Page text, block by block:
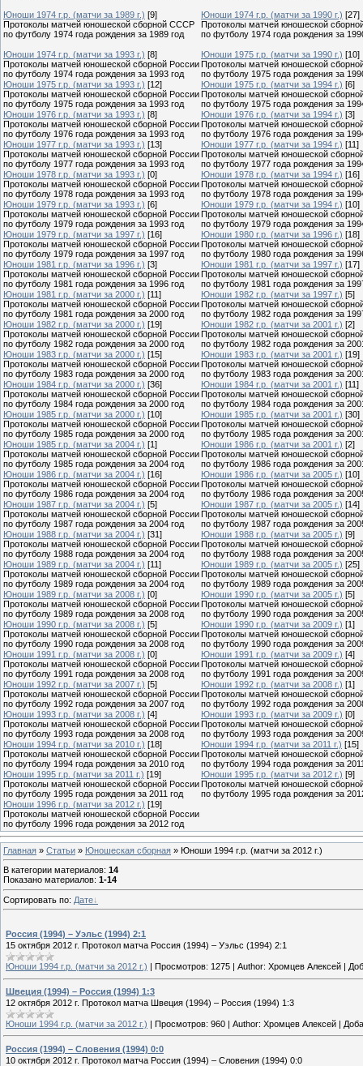
Юноши 1974 г.р. (матчи за 1989 г.) [9]
Протоколы матчей юношеской сборной СССР
по футболу 1974 года рождения за 1989 год
Юноши 1974 г.р. (матчи за 1990 г.) [27]
Протоколы матчей юношеской
по футболу 1974 года рождения за
Юноши 1974 г.р. (матчи за 1993 г.) [8]
Протоколы матчей юношеской сборной России
по футболу 1974 года рождения за 1993 год
Юноши 1975 г.р. (матчи за 1990 г.) [10]
Протоколы матчей юношеской
по футболу 1975 года рождения за
Юноши 1975 г.р. (матчи за 1993 г.) [12]
Протоколы матчей юношеской сборной России
по футболу 1975 года рождения за 1993 год
Юноши 1975 г.р. (матчи за 1994 г.) [6]
Протоколы матчей юношеской
по футболу 1975 года рождения за
Юноши 1976 г.р. (матчи за 1993 г.) [8]
Протоколы матчей юношеской сборной России
по футболу 1976 года рождения за 1993 год
Юноши 1976 г.р. (матчи за 1994 г.) [3]
Протоколы матчей юношеской
по футболу 1976 года рождения за
Юноши 1977 г.р. (матчи за 1993 г.) [13]
Протоколы матчей юношеской сборной России
по футболу 1977 года рождения за 1993 год
Юноши 1977 г.р. (матчи за 1994 г.) [11]
Протоколы матчей юношеской
по футболу 1977 года рождения за
Юноши 1978 г.р. (матчи за 1993 г.) [0]
Протоколы матчей юношеской сборной России
по футболу 1978 года рождения за 1993 год
Юноши 1978 г.р. (матчи за 1994 г.) [16]
Протоколы матчей юношеской
по футболу 1978 года рождения за
Юноши 1979 г.р. (матчи за 1993 г.) [6]
Протоколы матчей юношеской сборной России
по футболу 1979 года рождения за 1993 год
Юноши 1979 г.р. (матчи за 1994 г.) [10]
Протоколы матчей юношеской
по футболу 1979 года рождения за
Юноши 1979 г.р. (матчи за 1997 г.) [16]
Протоколы матчей юношеской сборной России
по футболу 1979 года рождения за 1997 год
Юноши 1980 г.р. (матчи за 1996 г.) [18]
Протоколы матчей юношеской
по футболу 1980 года рождения за
Юноши 1981 г.р. (матчи за 1996 г.) [3]
Протоколы матчей юношеской сборной России
по футболу 1981 года рождения за 1996 год
Юноши 1981 г.р. (матчи за 1997 г.) [17]
Протоколы матчей юношеской
по футболу 1981 года рождения за
Юноши 1981 г.р. (матчи за 2000 г.) [11]
Протоколы матчей юношеской сборной России
по футболу 1981 года рождения за 2000 год
Юноши 1982 г.р. (матчи за 1997 г.) [5]
Протоколы матчей юношеской
по футболу 1982 года рождения за
Юноши 1982 г.р. (матчи за 2000 г.) [19]
Протоколы матчей юношеской сборной России
по футболу 1982 года рождения за 2000 год
Юноши 1982 г.р. (матчи за 2001 г.) [2]
Протоколы матчей юношеской
по футболу 1982 года рождения за
Юноши 1983 г.р. (матчи за 2000 г.) [15]
Протоколы матчей юношеской сборной России
по футболу 1983 года рождения за 2000 год
Юноши 1983 г.р. (матчи за 2001 г.) [19]
Протоколы матчей юношеской
по футболу 1983 года рождения за
Юноши 1984 г.р. (матчи за 2000 г.) [36]
Протоколы матчей юношеской сборной России
по футболу 1984 года рождения за 2000 год
Юноши 1984 г.р. (матчи за 2001 г.) [11]
Протоколы матчей юношеской
по футболу 1984 года рождения за
Юноши 1985 г.р. (матчи за 2000 г.) [10]
Протоколы матчей юношеской сборной России
по футболу 1985 года рождения за 2000 год
Юноши 1985 г.р. (матчи за 2001 г.) [30]
Протоколы матчей юношеской
по футболу 1985 года рождения за
Юноши 1985 г.р. (матчи за 2004 г.) [1]
Протоколы матчей юношеской сборной России
по футболу 1985 года рождения за 2004 год
Юноши 1986 г.р. (матчи за 2001 г.) [2]
Протоколы матчей юношеской
по футболу 1986 года рождения за
Юноши 1986 г.р. (матчи за 2004 г.) [16]
Протоколы матчей юношеской сборной России
по футболу 1986 года рождения за 2004 год
Юноши 1986 г.р. (матчи за 2005 г.) [10]
Протоколы матчей юношеской
по футболу 1986 года рождения за
Юноши 1987 г.р. (матчи за 2004 г.) [5]
Протоколы матчей юношеской сборной России
по футболу 1987 года рождения за 2004 год
Юноши 1987 г.р. (матчи за 2005 г.) [14]
Протоколы матчей юношеской
по футболу 1987 года рождения за
Юноши 1988 г.р. (матчи за 2004 г.) [31]
Протоколы матчей юношеской сборной России
по футболу 1988 года рождения за 2004 год
Юноши 1988 г.р. (матчи за 2005 г.) [9]
Протоколы матчей юношеской
по футболу 1988 года рождения за
Юноши 1989 г.р. (матчи за 2004 г.) [11]
Протоколы матчей юношеской сборной России
по футболу 1989 года рождения за 2004 год
Юноши 1989 г.р. (матчи за 2005 г.) [25]
Протоколы матчей юношеской
по футболу 1989 года рождения за
Юноши 1989 г.р. (матчи за 2008 г.) [0]
Протоколы матчей юношеской сборной России
по футболу 1989 года рождения за 2008 год
Юноши 1990 г.р. (матчи за 2005 г.) [5]
Протоколы матчей юношеской
по футболу 1990 года рождения за
Юноши 1990 г.р. (матчи за 2008 г.) [5]
Протоколы матчей юношеской сборной России
по футболу 1990 года рождения за 2008 год
Юноши 1990 г.р. (матчи за 2009 г.) [1]
Протоколы матчей юношеской
по футболу 1990 года рождения за
Юноши 1991 г.р. (матчи за 2008 г.) [0]
Протоколы матчей юношеской сборной России
по футболу 1991 года рождения за 2008 год
Юноши 1991 г.р. (матчи за 2009 г.) [4]
Протоколы матчей юношеской
по футболу 1991 года рождения за
Юноши 1992 г.р. (матчи за 2007 г.) [5]
Протоколы матчей юношеской сборной России
по футболу 1992 года рождения за 2007 год
Юноши 1992 г.р. (матчи за 2008 г.) [1]
Протоколы матчей юношеской
по футболу 1992 года рождения за
Юноши 1993 г.р. (матчи за 2008 г.) [4]
Протоколы матчей юношеской сборной России
по футболу 1993 года рождения за 2008 год
Юноши 1993 г.р. (матчи за 2009 г.) [0]
Протоколы матчей юношеской
по футболу 1993 года рождения за
Юноши 1994 г.р. (матчи за 2010 г.) [18]
Протоколы матчей юношеской сборной России
по футболу 1994 года рождения за 2010 год
Юноши 1994 г.р. (матчи за 2011 г.) [15]
Протоколы матчей юношеской
по футболу 1994 года рождения за
Юноши 1995 г.р. (матчи за 2011 г.) [19]
Протоколы матчей юношеской сборной России
по футболу 1995 года рождения за 2011 год
Юноши 1995 г.р. (матчи за 2012 г.) [9]
Протоколы матчей юношеской
по футболу 1995 года рождения за
Юноши 1996 г.р. (матчи за 2012 г.) [19]
Протоколы матчей юношеской сборной России
по футболу 1996 года рождения за 2012 год
Главная » Статьи » Юношеская cборная » Юноши 1994 г.р. (матчи за 2012 г.)
В категории материалов: 14
Показано материалов: 1-14
Сортировать по: Дате
Россия (1994) – Уэльс (1994) 2:1
15 октября 2012 г. Протокол матча Россия (1994) – Уэльс (1994) 2:1
Юноши 1994 г.р. (матчи за 2012 г.) Просмотров: 1275 Author: Хромцев Алексей
Швеция (1994) – Россия (1994) 1:3
12 октября 2012 г. Протокол матча Швеция (1994) – Россия (1994) 1:3
Юноши 1994 г.р. (матчи за 2012 г.) | Просмотров: 960 | Author: Хромцев Алексей |
Россия (1994) – Словения (1994) 0:0
10 октября 2012 г. Протокол матча Россия (1994) – Словения (1994) 0:0